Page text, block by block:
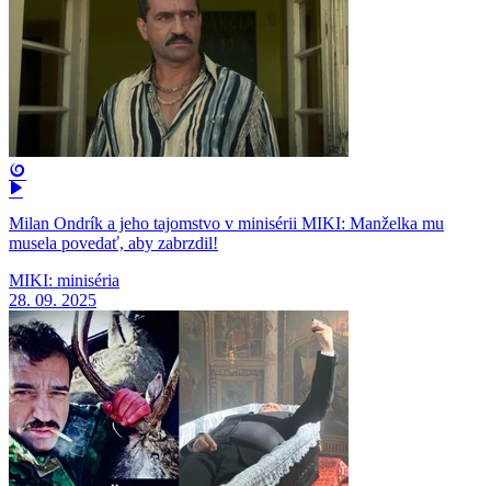
Milan Ondrík a jeho tajomstvo v minisérii MIKI: Manželka mu
musela povedať, aby zabrzdil!
MIKI: miniséria
28. 09. 2025